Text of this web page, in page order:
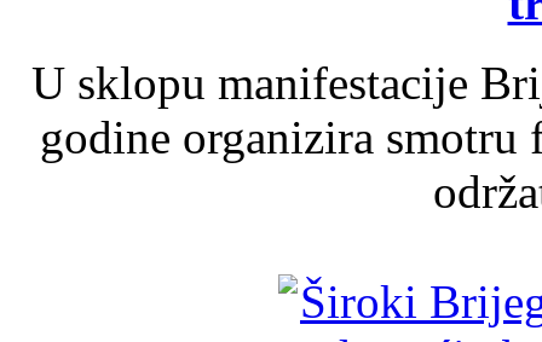
U sklopu manifestacije
godine organizira